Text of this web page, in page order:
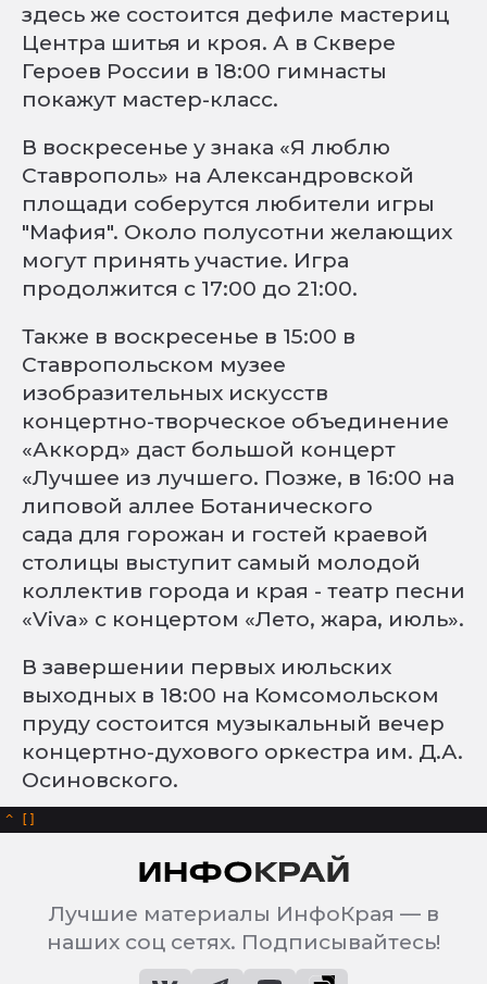
здесь же состоится дефиле мастериц
Центра шитья и кроя. А в Сквере
Героев России в 18:00 гимнасты
покажут мастер-класс.
В воскресенье у знака «Я люблю
Ставрополь» на Александровской
площади соберутся любители игры
"Мафия". Около полусотни желающих
могут принять участие. Игра
продолжится с 17:00 до 21:00.
Также в воскресенье в 15:00 в
Ставропольском музее
изобразительных искусств
концертно-творческое объединение
«Аккорд» даст большой концерт
«Лучшее из лучшего. Позже, в 16:00 на
липовой аллее Ботанического
сада для горожан и гостей краевой
столицы выступит самый молодой
коллектив города и края - театр песни
«Viva» с концертом «Лето, жара, июль».
В завершении первых июльских
выходных в 18:00 на Комсомольском
пруду состоится музыкальный вечер
концертно-духового оркестра им. Д.А.
Осиновского.
^
Лучшие материалы ИнфоКрая — в
наших соц сетях. Подписывайтесь!